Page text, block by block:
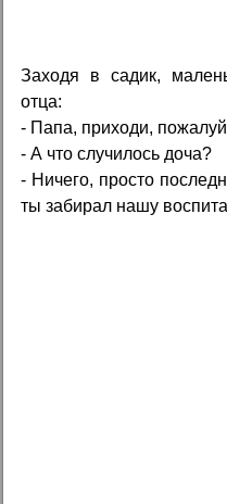
Заходя в садик,
отца:
- Папа, приходи,
- А что случилось доча?
- Ничего, просто
ты забирал нашу